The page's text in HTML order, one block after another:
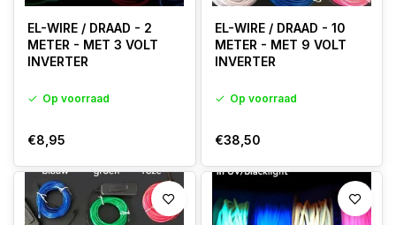
EL-WIRE / DRAAD - 2
METER - MET 3 VOLT
INVERTER
Op voorraad
€8,95
EL-WIRE / DRAAD - 10
METER - MET 9 VOLT
INVERTER
Op voorraad
€38,50